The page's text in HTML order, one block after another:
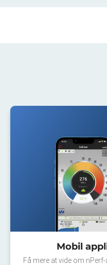
Mobil
Få mere at vide om